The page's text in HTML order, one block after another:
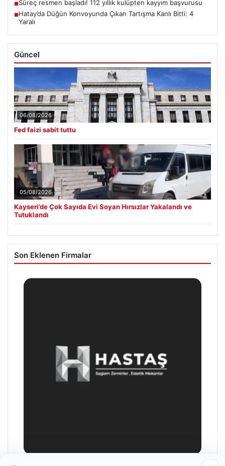
■Süreç resmen başladı! 112 yıllık kulüpten kayyım başvurusu
■Hatay’da Düğün Konvoyunda Çıkan Tartışma Kanlı Bitti: 4
Yaralı
Güncel
06/08/2026
Fed faizi sabit tuttu
05/08/2026
Kayseri’de Çok Sayıda Evi Soyan Hırsızlar Yakalandı ve
Tutuklandı
Son Eklenen Firmalar